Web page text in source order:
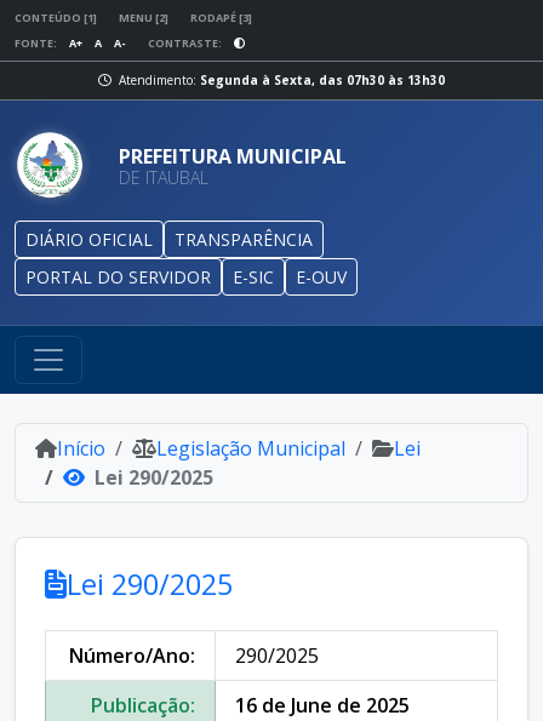
CONTEÚDO [1] MENU [2]
RODAPÉ [3]
FONTE:
A+ A A- CONTRASTE:
Atendimento: Segunda à Sexta, das 07h30 às 13h30
PREFEITURA MUNICIPAL
DE ITAUBAL
DIÁRIO OFICIAL
TRANSPARÊNCIA
PORTAL DO SERVIDOR
E-SIC E-OUV
Início Legislação Municipal
Lei
Lei 290/2025
Lei 290/2025
Número/Ano:
290/2025
Publicação:
16 de June de 2025